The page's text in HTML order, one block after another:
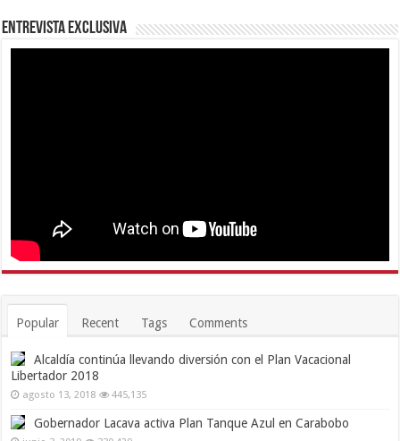
Entrevista Exclusiva
Popular Recent Tags Comments
Alcaldía continúa llevando diversión con el Plan Vacacional
Libertador 2018
agosto 13, 2018 445,135
Gobernador Lacava activa Plan Tanque Azul en Carabobo